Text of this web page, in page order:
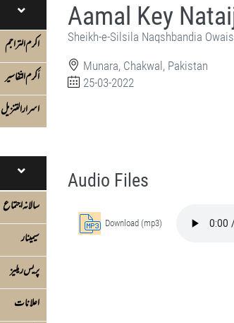
اکرم التراجم
اَکرم التّفاسیر
اسرارالتنزیل
سالانہ اجتماع
سیمینار
پریس ریلیز
اعلانات
Aamal Key
Sheikh-e-Silsila Naqshbandia
Munara, Chakwal, Pakistan
25-03-2022
Audio Files
Download (mp3)